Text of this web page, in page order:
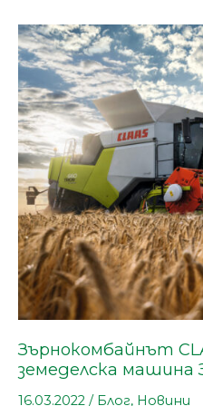
Зърнокомбайнът
земеделска машина
16.03.2022 / Блог, Новини
Зърнокомбайнът
CLAAS
TRION
е
земеделска
машина
ЗА
2022
Г!